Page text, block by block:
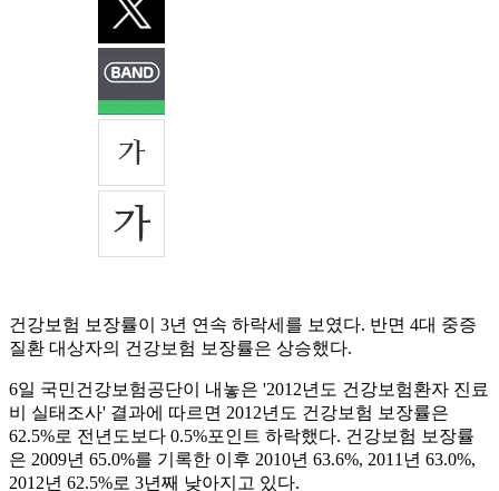
건강보험 보장률이 3년 연속 하락세를 보였다. 반면 4대 중증
질환 대상자의 건강보험 보장률은 상승했다.
6일 국민건강보험공단이 내놓은 '2012년도 건강보험환자 진료
비 실태조사' 결과에 따르면 2012년도 건강보험 보장률은
62.5%로 전년도보다 0.5%포인트 하락했다. 건강보험 보장률
은 2009년 65.0%를 기록한 이후 2010년 63.6%, 2011년 63.0%,
2012년 62.5%로 3년째 낮아지고 있다.